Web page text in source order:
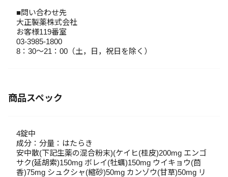
■問い合わせ先
大正製薬株式会社
お客様119番室
03-3985-1800
8：30～21：00（土，日，祝日を除く）
商品スペック
4錠中
成分：分量：はたらき
安中散(下記生薬の混合粉末)(ケイヒ(桂皮)200mg エンゴ
サク(延胡索)150mg ボレイ(牡蠣)150mg ウイキョウ(茴
香)75mg シュクシャ(縮砂)50mg カンゾウ(甘草)50mg リ